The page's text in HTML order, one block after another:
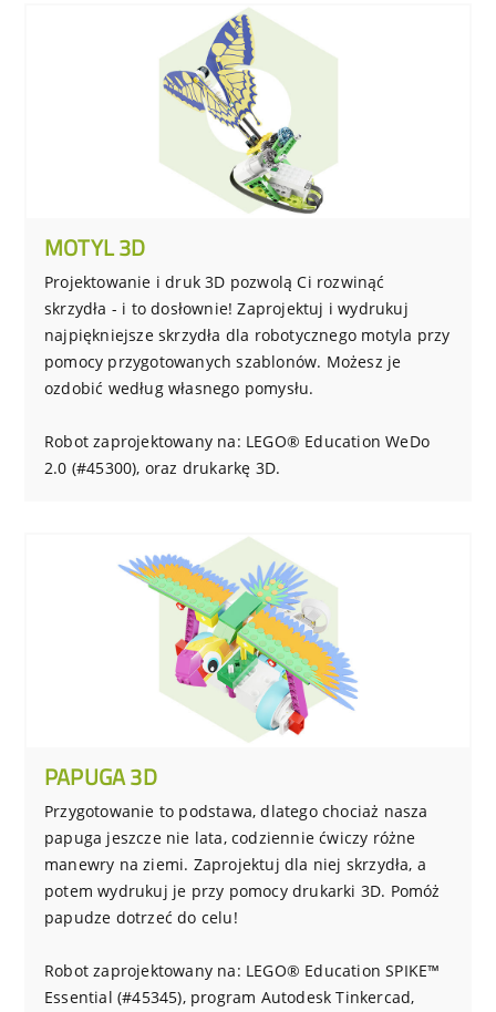
MOTYL 3D
Projektowanie i druk 3D pozwolą Ci rozwinąć
skrzydła - i to dosłownie! Zaprojektuj i wydrukuj
najpiękniejsze skrzydła dla robotycznego motyla przy
pomocy przygotowanych szablonów. Możesz je
ozdobić według własnego pomysłu.
Robot zaprojektowany na: LEGO® Education WeDo
2.0 (#45300), oraz drukarkę 3D.
PAPUGA 3D
Przygotowanie to podstawa, dlatego chociaż nasza
papuga jeszcze nie lata, codziennie ćwiczy różne
manewry na ziemi. Zaprojektuj dla niej skrzydła, a
potem wydrukuj je przy pomocy drukarki 3D. Pomóż
papudze dotrzeć do celu!
Robot zaprojektowany na: LEGO® Education SPIKE™
Essential (#45345), program Autodesk Tinkercad,